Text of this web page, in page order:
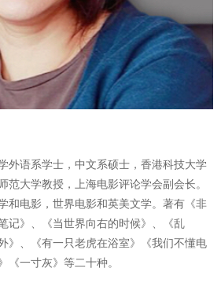
年代旅苏游记中的苏联》
国再现与“民族自志”》
外语系学士，中文系硕士，香港科技大学
范大学教授，上海电影评论学会副会长。
和电影，世界电影和英美文学。著有《非
记》、《当世界向右的时候》、《乱
》、《有一只老虎在浴室》《我们不懂电
《一寸灰》等二十种。